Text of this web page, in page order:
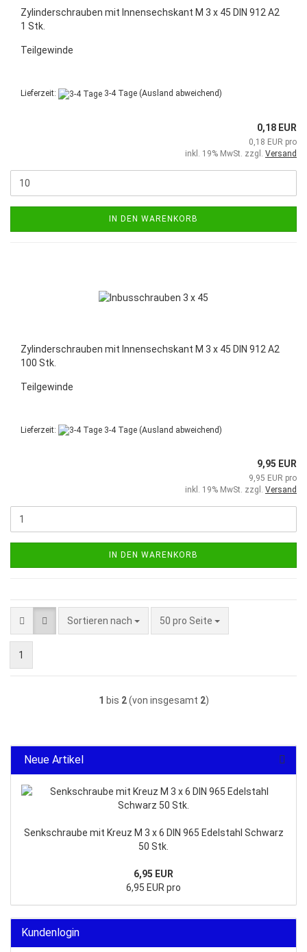
Zylinderschrauben mit Innensechskant M 3 x 45 DIN 912 A2
1 Stk.
Teilgewinde
Lieferzeit: 3-4 Tage (Ausland abweichend)
0,18 EUR
0,18 EUR pro
inkl. 19% MwSt. zzgl. Versand
IN DEN WARENKORB
Zylinderschrauben mit Innensechskant M 3 x 45 DIN 912 A2
100 Stk.
Teilgewinde
Lieferzeit: 3-4 Tage (Ausland abweichend)
9,95 EUR
9,95 EUR pro
inkl. 19% MwSt. zzgl. Versand
IN DEN WARENKORB
Sortieren nach
Sortieren nach 50 pro Seite
pro Seite
1
1 bis 2(von insgesamt 2)
Neue Artikel
Senkschraube mit Kreuz M 3 x 6 DIN 965 Edelstahl Schwarz
50 Stk.
6,95 EUR
6,95 EUR pro
Kundenlogin